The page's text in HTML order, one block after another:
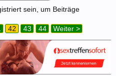
sein, um Beiträge
42 43 44 Weiter >